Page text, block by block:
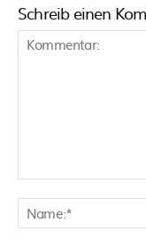
Schreib einen